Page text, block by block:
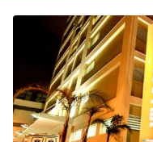
TUASAUDE.COM